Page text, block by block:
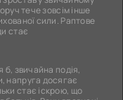
тече зовсім інше
сили. Раптове
стає
б, звичайна подія,
напруга досягає
стає іскрою, що